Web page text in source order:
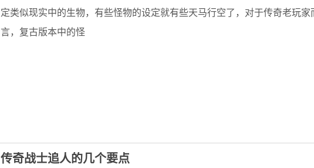
定类似现实中的生物，有些怪物的设定就有些天马行空了，对于传奇老玩家
言，复古版本中的怪
传奇战士追人的几个要点